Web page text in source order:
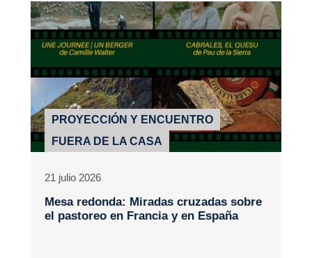
PROYECCIÓN Y ENCUENTRO
FUERA DE LA CASA
21 julio 2026
Mesa redonda: Miradas cruzadas sobre
el pastoreo en Francia y en España